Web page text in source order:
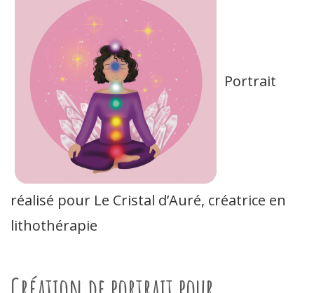
Portrait
réalisé pour Le Cristal d’Auré, créatrice en
lithothérapie